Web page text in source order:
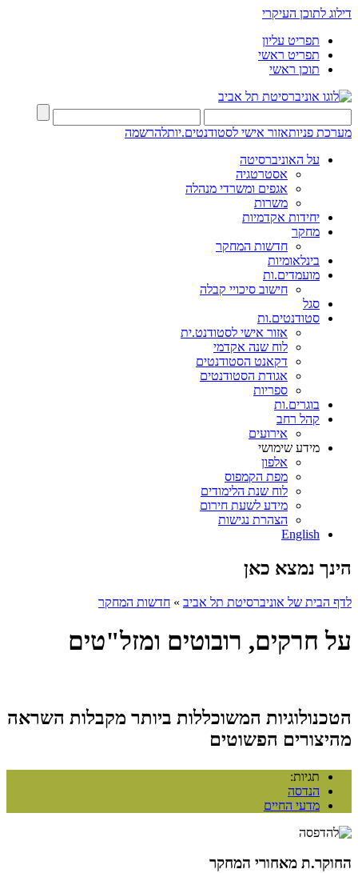
דילוג לתוכן העיקרי
תפריט עליון
תפריט ראשי
תוכן ראשי
מערכת פניותאזור אישי לסטודנטים.יותלהרשמה
על האוניברסיטה
אסטרטגיה
אגפים ומשרדי מנהלה
משרות
יחידות אקדמיות
מחקר
חדשות המחקר
בינלאומיות
מועמדים.ות
חישוב סיכויי קבלה
סגל
סטודנטים.ות
אזור אישי לסטודנט.ית
לוח שנה אקדמי
דקאנט הסטודנטים
אגודת הסטודנטים
ספריות
בוגרים.ות
קהל רחב
אירועים
מידע שימושי
אלפון
מפת הקמפוס
לוח שנת הלימודים
מידע לשעת חירום
הצהרת נגישות
English
הינך נמצא כאן
לדף הבית של אוניברסיטת תל אביב » חדשות המחקר
על חרקים, רובוטים ומזל"טים
הטכנולוגיות המשוכללות ביותר מקבלות השראה
מהיצורים הפשוטים
תגיות:
הנדסה
מדעי החיים
החוקר.ת מאחורי המחקר